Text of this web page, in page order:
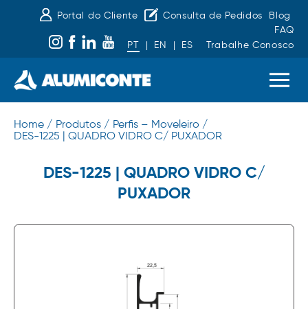
Portal do Cliente Consulta de Pedidos
Blog
FAQ
PT
| EN | ES Trabalhe Conosco
Home / Produtos / Perfis – Moveleiro /
DES-1225 | QUADRO VIDRO C/ PUXADOR
DES-1225 | QUADRO VIDRO C/
PUXADOR